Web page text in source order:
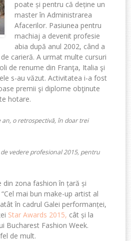
poate și pentru că deține un
master în Administrarea
Afacerilor. Pasiunea pentru
machiaj a devenit profesie
abia după anul 2002, când a
carieră. A urmat multe cursuri
de renume din Franţa, Italia şi
s-au văzut. Activitatea i-a fost
premii şi diplome obţinute
hotare.
o retrospectivă, în doar trei
vedere profesional 2015, pentru
din zona fashion în țară și
mai bun make-up artist al
în cadrul Galei performanței,
Star Awards 2015, cât și la
Bucharest Fashion Week.
de mult.